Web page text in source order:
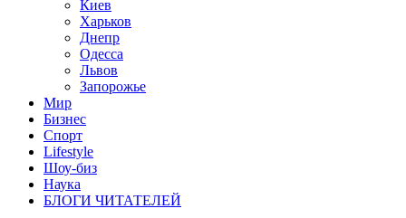
Киев
Харьков
Днепр
Одесса
Львов
Запорожье
Мир
Бизнес
Спорт
Lifestyle
Шоу-биз
Наука
БЛОГИ ЧИТАТЕЛЕЙ